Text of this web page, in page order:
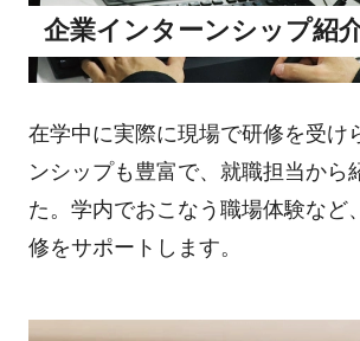
企業インターンシップ紹
在学中に実際に現場で研修を受け
ンシップも豊富で、就職担当から
た。学内でおこなう職場体験など
修をサポートします。